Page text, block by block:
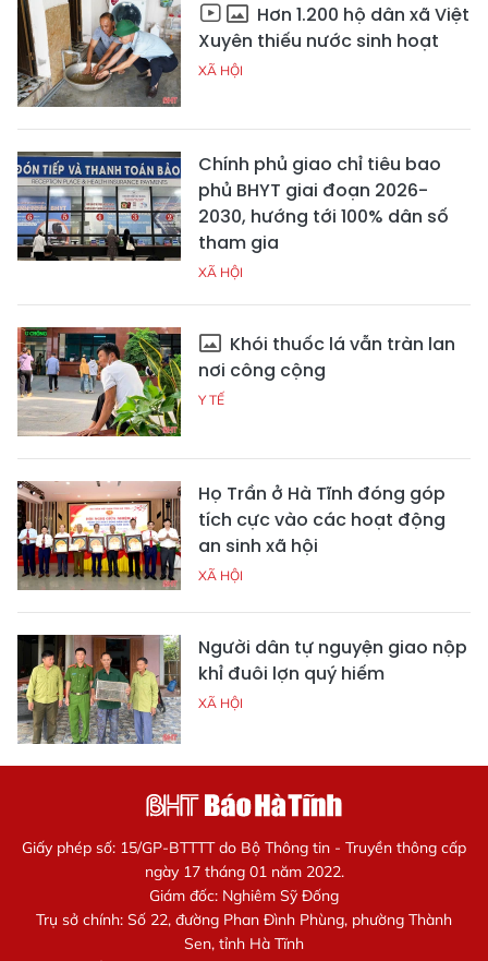
Hơn 1.200 hộ dân xã Việt
Xuyên thiếu nước sinh hoạt
XÃ HỘI
Chính phủ giao chỉ tiêu bao
phủ BHYT giai đoạn 2026-
2030, hướng tới 100% dân số
tham gia
XÃ HỘI
Khói thuốc lá vẫn tràn lan
nơi công cộng
Y TẾ
Họ Trần ở Hà Tĩnh đóng góp
tích cực vào các hoạt động
an sinh xã hội
XÃ HỘI
Người dân tự nguyện giao nộp
khỉ đuôi lợn quý hiếm
XÃ HỘI
Giấy phép số: 15/GP-BTTTT do Bộ Thông tin - Truyền thông cấp
ngày 17 tháng 01 năm 2022.
Giám đốc: Nghiêm Sỹ Đống
Trụ sở chính: Số 22, đường Phan Đình Phùng, phường Thành
Sen, tỉnh Hà Tĩnh